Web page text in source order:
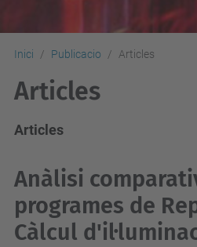
Inici Publicacio Articles
Articles
Articles
Anàlisi
programes de
Càlcul